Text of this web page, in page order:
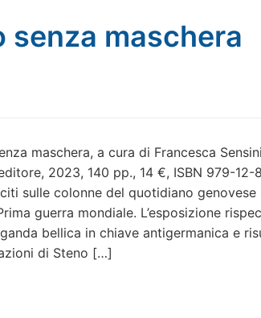
senza maschera
maschera, a cura di Francesca
2023, 140 pp., 14 €, ISBN 979-12-
sulle colonne del quotidiano genovese
guerra mondiale. L’esposizione
bellica in chiave antigermanica e
di Steno […]